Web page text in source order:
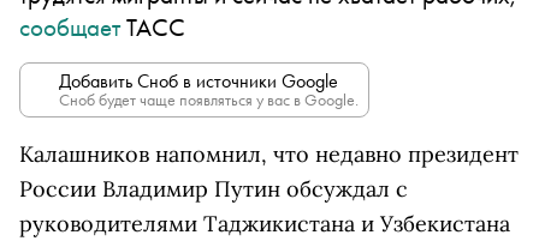
сообщаетТАСС
Добавить Сноб в источники Google
Сноб будет чаще появляться у вас в Google.
Калашников напомнил, что недавно президент
России Владимир Путин обсуждал с
руководителями Таджикистана и Узбекистана